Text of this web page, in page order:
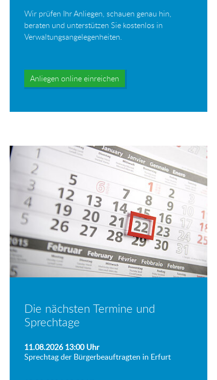
Wir prüfen Ihr Anliegen, schauen genau hin,
beraten und unterstützen Sie kostenlos in
Verwaltungsangelegenheiten.
Anliegen online einreichen
Die nächsten Termine und
Sprechtage
11.08.2026 13:00Uhr
Sprechtag der Bürgerbeauftragten in Erfurt